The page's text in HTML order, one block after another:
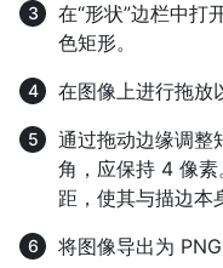
在“形状”边栏中
色矩形。
在图像上进行拖放
通过拖动边缘调整
角，应保持 4 像
距，使其与描边本
将图像导出为 PNG